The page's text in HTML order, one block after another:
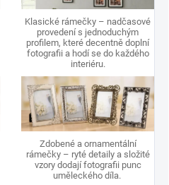
Klasické rámečky – nadčasové
provedení s jednoduchým
profilem, které decentně doplní
fotografii a hodí se do každého
interiéru.
Zdobené a ornamentální
rámečky – ryté detaily a složité
vzory dodají fotografii punc
uměleckého díla.